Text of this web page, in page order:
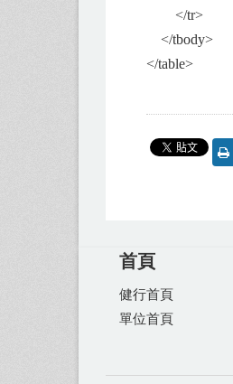
</tr>
</tbody>
</table>
首頁
健行首頁
單位首頁